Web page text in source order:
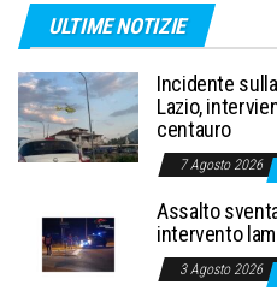
ULTIME NOTIZIE
Incidente
Lazio,
centauro
7 Agosto 2026
Assalto
intervento
3 Agosto 2026